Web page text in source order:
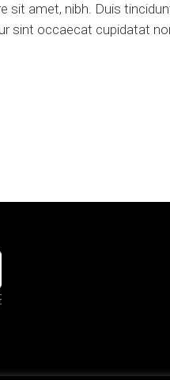
sit amet, nibh. Duis
sint occaecat cupidatat